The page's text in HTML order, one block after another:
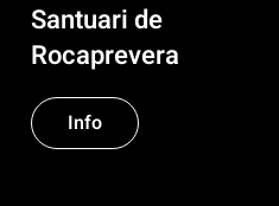
Santuari de
Rocaprevera
Info